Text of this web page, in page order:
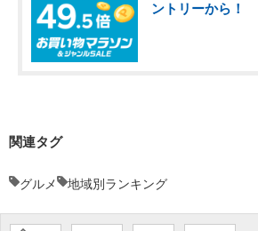
ントリーから！
関連タグ
グルメ 地域別ランキング